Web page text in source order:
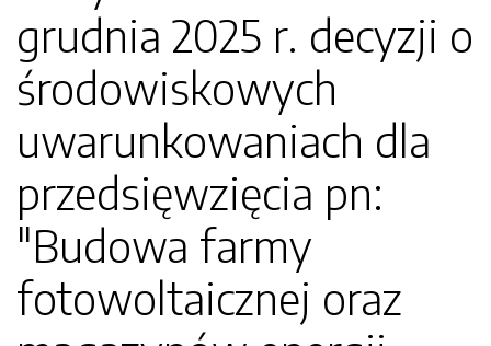
grudnia 2025 r. decyzji o
środowiskowych
uwarunkowaniach dla
przedsięwzięcia pn:
"Budowa farmy
fotowoltaicznej oraz